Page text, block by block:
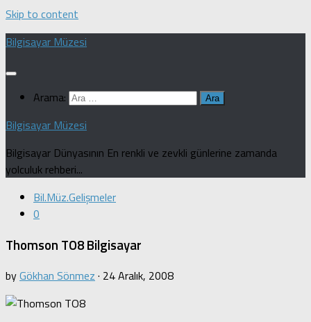
Skip to content
Bilgisayar Müzesi
Arama:
Bilgisayar Müzesi
Bilgisayar Dünyasının En renkli ve zevkli günlerine zamanda
yolculuk rehberi...
Bil.Müz.Gelişmeler
0
Thomson TO8 Bilgisayar
byGökhan Sönmez · 24 Aralık, 2008